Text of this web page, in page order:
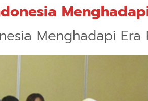
Menghadapi Era